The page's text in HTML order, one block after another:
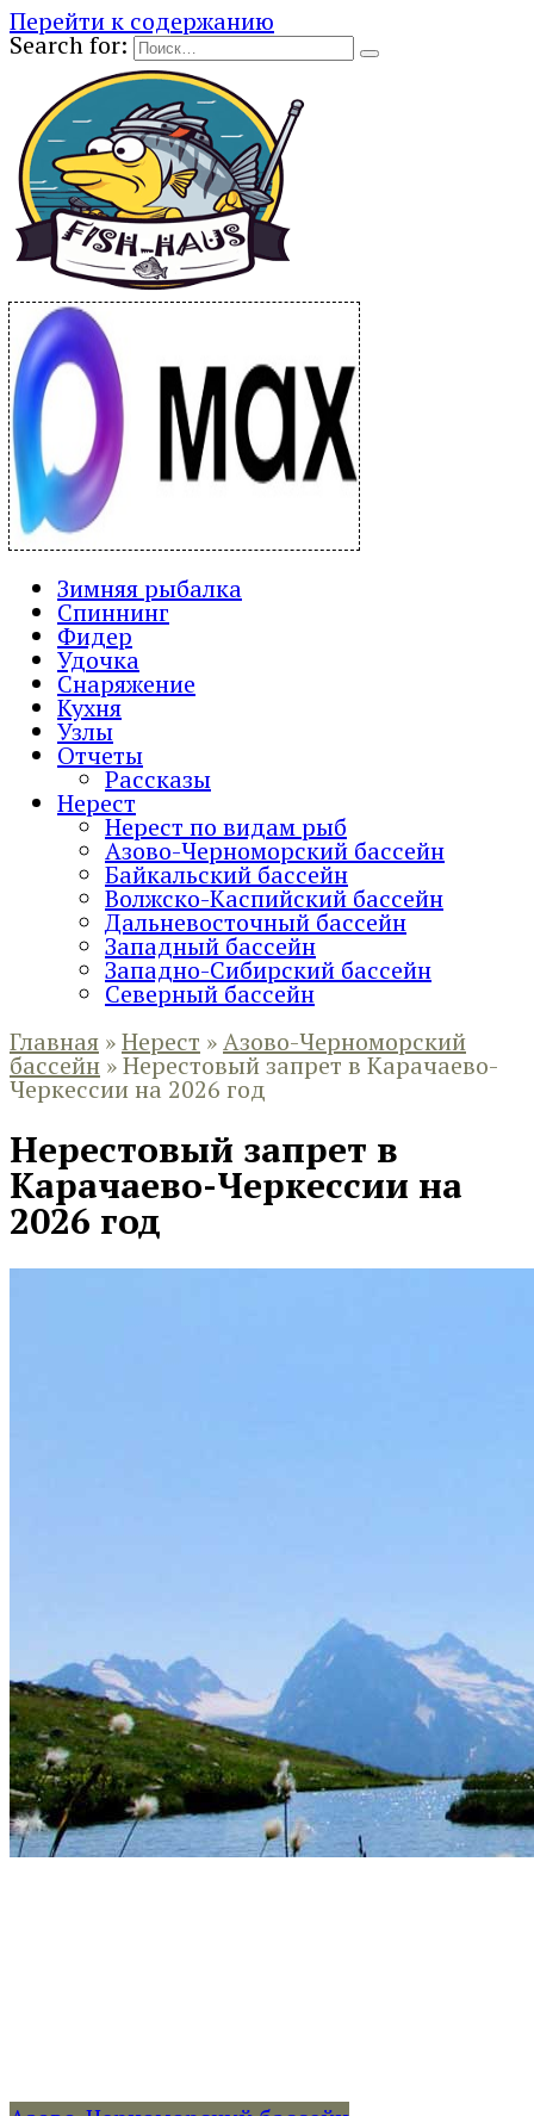
Перейти к содержанию
Search for:
Зимняя рыбалка
Спиннинг
Фидер
Удочка
Снаряжение
Кухня
Узлы
Отчеты
Рассказы
Нерест
Нерест по видам рыб
Азово-Черноморский бассейн
Байкальский бассейн
Волжско-Каспийский бассейн
Дальневосточный бассейн
Западный бассейн
Западно-Сибирский бассейн
Северный бассейн
Главная »Нерест »Азово-Черноморский
бассейн »Нерестовый запрет в Карачаево-
Черкессии на 2026 год
Нерестовый запрет в
Карачаево-Черкессии на
2026 год